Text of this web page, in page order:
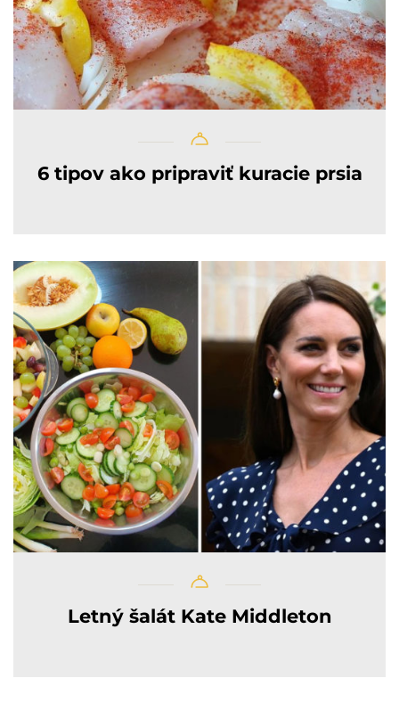
6 tipov ako pripraviť kuracie prsia
Letný šalát Kate Middleton